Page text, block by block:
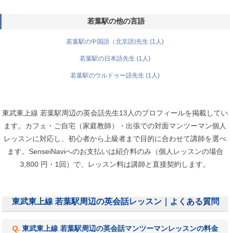
若葉駅の他の言語
若葉駅の中国語（北京語)先生 (1人)
若葉駅の日本語先生 (1人)
若葉駅のウルドゥー語先生 (1人)
東武東上線 若葉駅周辺の英会話先生13人のプロフィールを掲載してい
ます。カフェ・ご自宅（家庭教師）・出張での対面マンツーマン個人
レッスンに対応し、初心者から上級者まで目的に合わせて講師を選べ
ます。SenseiNaviへのお支払いは紹介料のみ（個人レッスンの場合
3,800 円・1回）で、レッスン料は講師と直接契約します。
東武東上線 若葉駅周辺の英会話レッスン｜よくある質問
東武東上線 若葉駅周辺の英会話マンツーマンレッスンの料金